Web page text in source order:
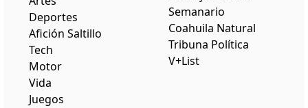
Deportes
Afición Saltillo
Tech
Motor
Vida
Juegos
Semanario
Coahuila Natural
Tribuna Política
V+List